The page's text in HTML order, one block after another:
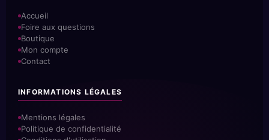
Accueil
Foire aux questions
Boutique
Mon compte
Contact
INFORMATIONS LÉGALES
Mentions légales
Politique de confidentialité